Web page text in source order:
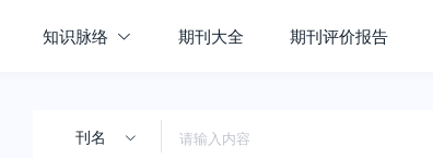
知识脉络 期刊大全 期刊评价报告
刊名